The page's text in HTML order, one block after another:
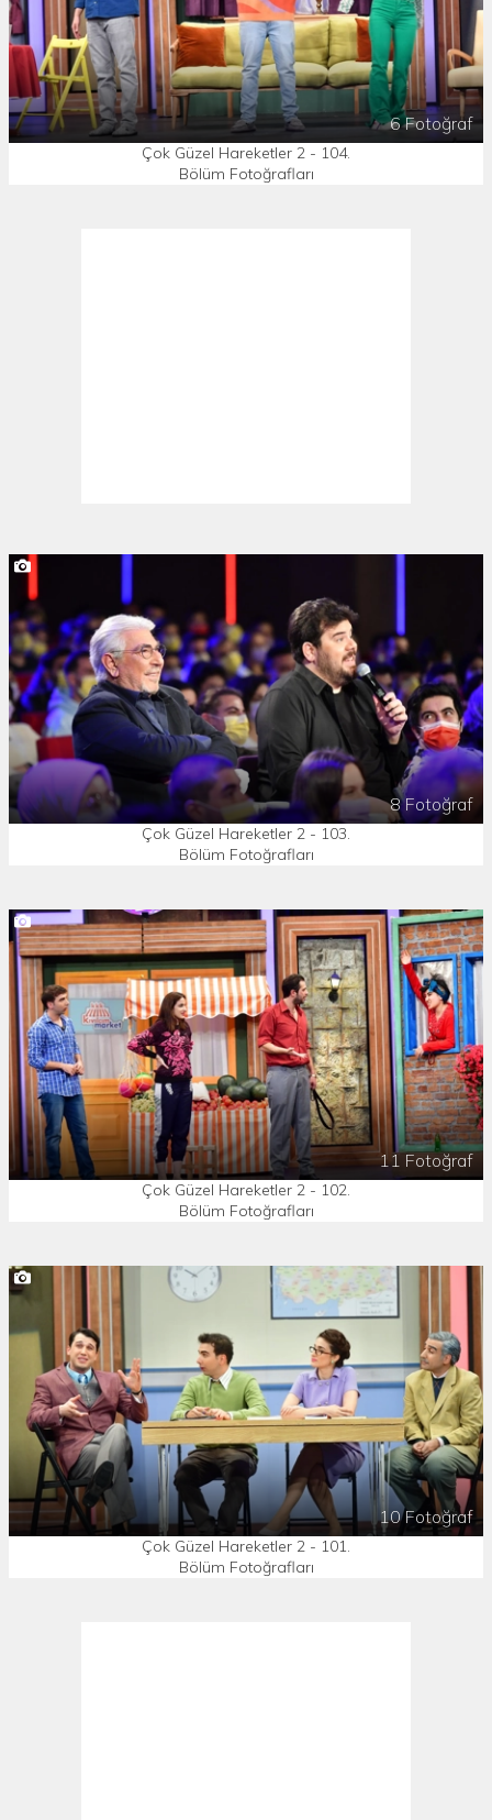
6 Fotoğraf
Çok Güzel Hareketler 2 - 104.
Bölüm Fotoğrafları
8 Fotoğraf
Çok Güzel Hareketler 2 - 103.
Bölüm Fotoğrafları
11 Fotoğraf
Çok Güzel Hareketler 2 - 102.
Bölüm Fotoğrafları
10 Fotoğraf
Çok Güzel Hareketler 2 - 101.
Bölüm Fotoğrafları